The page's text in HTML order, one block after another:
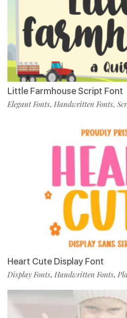
Little Farmhouse Script Font
Elegant Fonts, Handwritten Fonts,
Heart Cute Display Font
Display Fonts, Handwritten Fonts,